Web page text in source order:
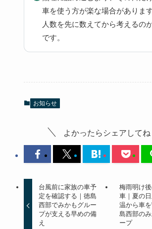
車を使う方が楽な場合がありま
人数を先に数えてから考えるの
です。
お知らせ
よかったらシェアしてね
台風前に家族の車予
定を確認する｜徳島
西部でみかもグルー
プが支える早めの備
え
梅雨明け
車｜夏の
温から車
島西部の
ープ